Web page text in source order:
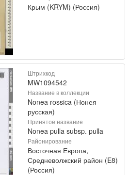
Крым (KRYM) (Россия)
Штрихкод
MW1094542
Название в коллекции
Nonea rossica (Нонея
русская)
Принятое название
Nonea pulla subsp. pulla
Районирование
Восточная Европа,
Средневолжский район (E8)
(Россия)